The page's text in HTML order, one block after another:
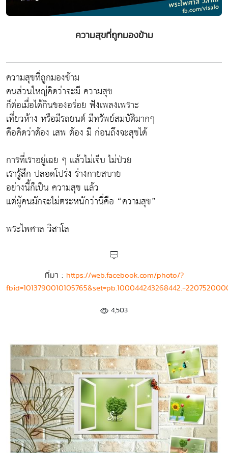
ความสุขที่ถูกมองข้าม
ความสุขที่ถูกมองข้าม
คนส่วนใหญ่คิดว่าจะมี ความสุข
ก็ต่อเมื่อได้กินของอร่อย ฟังเพลงเพราะ
เที่ยวห้าง หรือมีรถยนต์ มีทรัพย์สมบัติมากๆ
คือคิดว่าต้อง เสพ ต้อง มี ก่อนถึงจะสุขได้
การที่เราอยู่เฉย ๆ แล้วไม่เจ็บ ไม่ป่วย
เรารู้สึก ปลอดโปร่ง ร่างกายสบาย
อย่างนี้ก็เป็น ความสุข แล้ว
แต่ผู้คนมักจะไม่ตระหนักว่านี่คือ “ความสุข”
พระไพศาล วิสาโล
ที่มา : https://web.facebook.com/photo/?
fbid=1013790010105765&set=pb.100044243268442.-
4,503